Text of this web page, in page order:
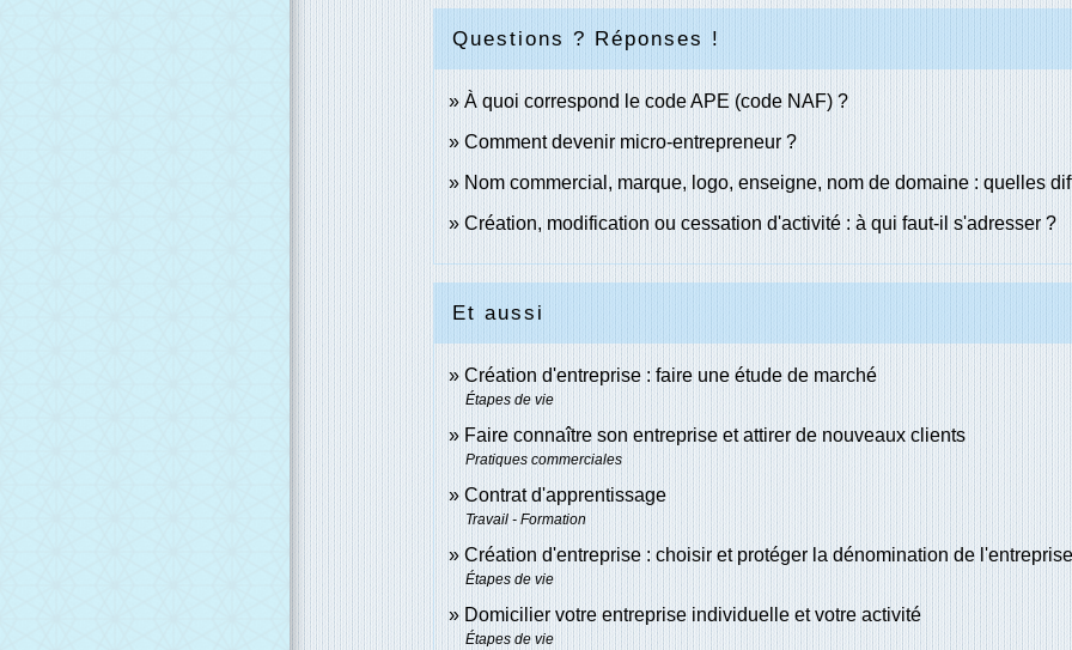
Questions ? Réponses !
À quoi correspond le code APE (code NAF) ?
Comment devenir micro-entrepreneur ?
Nom commercial, marque, logo, enseigne, nom de domaine : quelles
Création, modification ou cessation d'activité : à qui faut-il s'adresser ?
Et aussi
Création d'entreprise : faire une étude de marché
Étapes de vie
Faire connaître son entreprise et attirer de nouveaux clients
Pratiques commerciales
Contrat d'apprentissage
Travail - Formation
Création d'entreprise : choisir et protéger la dénomination de l'entreprise
Étapes de vie
Domicilier votre entreprise individuelle et votre activité
Étapes de vie